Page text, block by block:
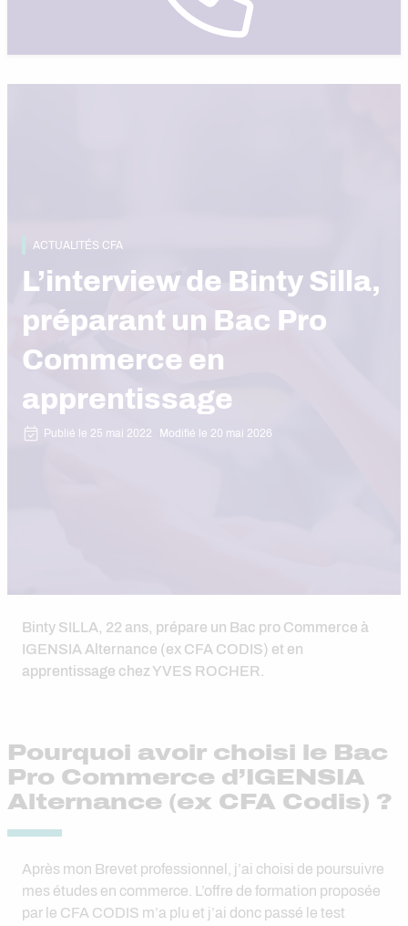
ACTUALITÉS CFA
L’interview de Binty Silla,
préparant un Bac Pro
Commerce en
apprentissage
Publié le 25 mai 2022 Modifié le 20 mai 2026
Binty SILLA, 22 ans, prépare un Bac pro Commerce à
IGENSIA Alternance (ex CFA CODIS) et en
apprentissage chez YVES ROCHER.
Pourquoi avoir choisi le Bac
Pro Commerce d’IGENSIA
Alternance (ex CFA Codis) ?
Après mon Brevet professionnel, j’ai choisi de poursuivre
mes études en commerce. L’offre de formation proposée
par le CFA CODIS m’a plu et j’ai donc passé le test